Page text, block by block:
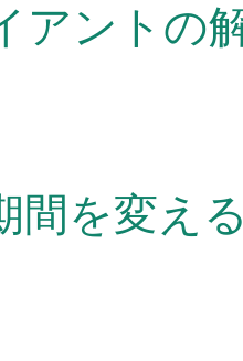
アントの
間を変え